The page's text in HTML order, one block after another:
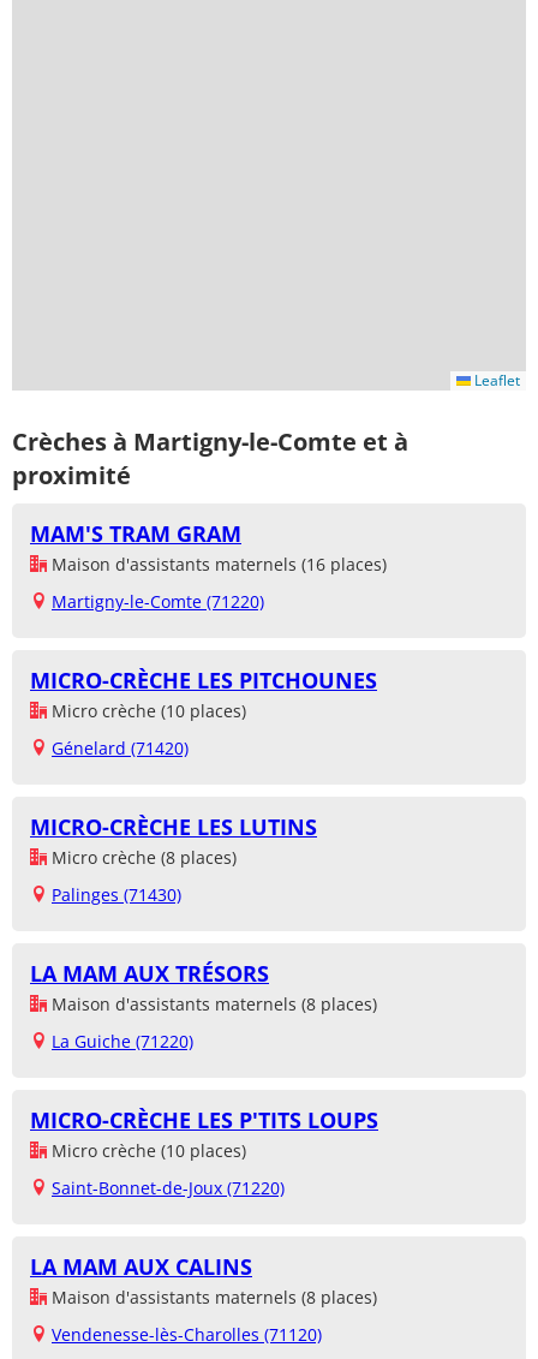
Leaflet
Crèches à Martigny-le-Comte et à
proximité
MAM'S TRAM GRAM
Maison d'assistants maternels (16 places)
Martigny-le-Comte (71220)
MICRO-CRÈCHE LES PITCHOUNES
Micro crèche (10 places)
Génelard (71420)
MICRO-CRÈCHE LES LUTINS
Micro crèche (8 places)
Palinges (71430)
LA MAM AUX TRÉSORS
Maison d'assistants maternels (8 places)
La Guiche (71220)
MICRO-CRÈCHE LES P'TITS LOUPS
Micro crèche (10 places)
Saint-Bonnet-de-Joux (71220)
LA MAM AUX CALINS
Maison d'assistants maternels (8 places)
Vendenesse-lès-Charolles (71120)